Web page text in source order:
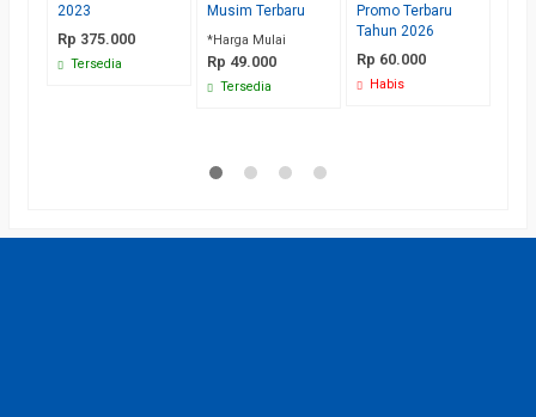
2023
Rp 375.000
Tersedia
Musim Terbaru
*Harga Mulai
Rp 49.000
Tersedia
Promo Terbaru
Tahun 2026
Rp 60.000
Habis